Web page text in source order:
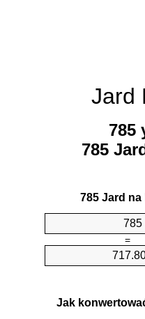
Jard
785
785
785 Jard
=
Jak